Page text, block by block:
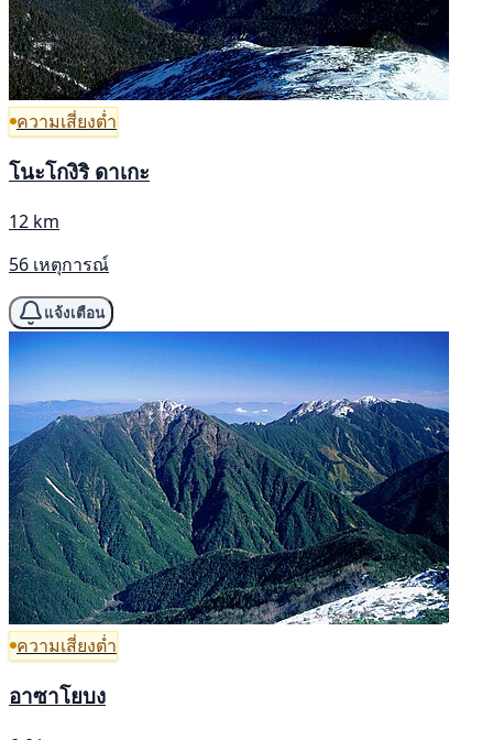
ความเสี่ยงต่ำ
โนะโกงิริ ดาเกะ
12 km
56 เหตุการณ์
แจ้งเตือน
ความเสี่ยงต่ำ
อาซาโยบง